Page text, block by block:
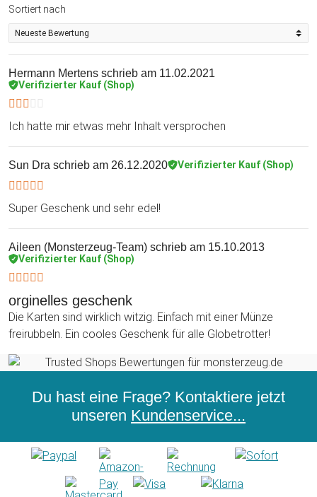
wie bei den allseits bekannten Rubbellosen. Nur dass sonst
das Rubbellos am Anfang steht und die Reise meist ein
möglicher Gewinn ist.
Zeige Deinen Freunden in welchen Ländern Du schon überall
warst. So behälst Du selber auch den Überblick und kannst
noch nicht warst. Vielleicht reist Du gerne mit Deinem Freund
und möchtest ihm ein ganz besonders persönliches
Geschenk machen. Haltet Eure gemeinsamen
Urlaubserlebnisse fest. Auch als Hochzeitsgeschenk eignet
Sortiert nach
Hermann Mertens schrieb am 11.02.2021
Verifizierter Kauf (Shop)
Ich hatte mir etwas mehr Inhalt versprochen
Sun Dra schrieb am 26.12.2020 Verifizierter Kauf (Shop)
Super Geschenk und sehr edel!
Aileen (Monsterzeug-Team) schrieb am 15.10.2013
Verifizierter Kauf (Shop)
orginelles geschenk
Die Karten sind wirklich witzig. Einfach mit einer Münze
freirubbeln. Ein cooles Geschenk für alle Globetrotter!
Du hast eine Frage? Kontaktiere jetzt
unseren Kundenservice...